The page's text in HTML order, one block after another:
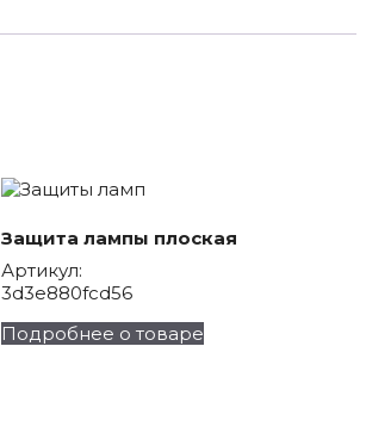
Защита лампы плоская
Артикул:
3d3e880fcd56
Подробнее о товаре